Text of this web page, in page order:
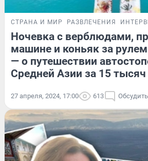
СТРАНА И МИР РАЗВЛЕЧЕНИЯ
Ночевка с верблюдами,
машине и коньяк за
— о путешествии
Средней Азии за 15 тысяч
27 апреля, 2024, 17:00 613 Обсудить